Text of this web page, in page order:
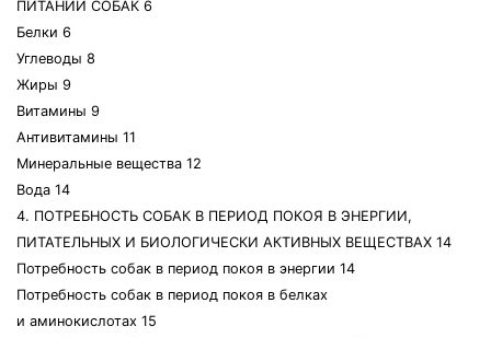
ПИТАНИИ СОБАК 6
Белки 6
Углеводы 8
Жиры 9
Витамины 9
Антивитамины 11
Минеральные вещества 12
Вода 14
4. ПОТРЕБНОСТЬ СОБАК В ПЕРИОД ПОКОЯ В ЭНЕРГИИ,
ПИТАТЕЛЬНЫХ И БИОЛОГИЧЕСКИ АКТИВНЫХ ВЕЩЕСТВАХ 14
Потребность собак в период покоя в энергии 14
Потребность собак в период покоя в белках
и аминокислотах 15